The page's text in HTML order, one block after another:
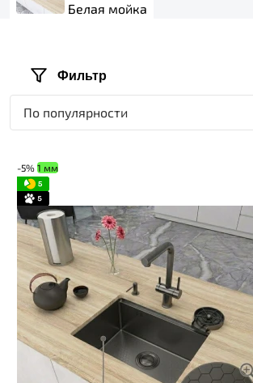
Белая мойка
Фильтр
По популярности
-5% 1 мм